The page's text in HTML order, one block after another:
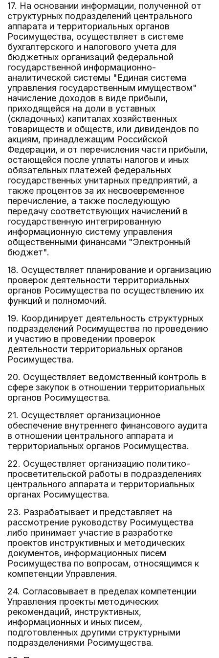
17. На основании информации, полученной от
структурных подразделений центрального
аппарата и территориальных органов
Росимущества, осуществляет в системе
бухгалтерского и налогового учета для
бюджетных организаций федеральной
государственной информационно-
аналитической системы "Единая система
управления государственным имуществом"
начисление доходов в виде прибыли,
приходящейся на доли в уставных
(складочных) капиталах хозяйственных
товариществ и обществ, или дивидендов по
акциям, принадлежащим Российской
Федерации, и от перечисления части прибыли,
остающейся после уплаты налогов и иных
обязательных платежей федеральных
государственных унитарных предприятий, а
также процентов за их несвоевременное
перечисление, а также последующую
передачу соответствующих начислений в
государственную интегрированную
информационную систему управления
общественными финансами "Электронный
бюджет".
18. Осуществляет планирование и организацию
проверок деятельности территориальных
органов Росимущества по осуществлению их
функций и полномочий.
19. Координирует деятельность структурных
подразделений Росимущества по проведению
и участию в проведении проверок
деятельности территориальных органов
Росимущества.
20. Осуществляет ведомственный контроль в
сфере закупок в отношении территориальных
органов Росимущества.
21. Осуществляет организационное
обеспечение внутреннего финансового аудита
в отношении центрального аппарата и
территориальных органов Росимущества.
22. Осуществляет организацию политико-
просветительской работы в подразделениях
центрального аппарата и территориальных
органах Росимущества.
23. Разрабатывает и представляет на
рассмотрение руководству Росимущества
либо принимает участие в разработке
проектов инструктивных и методических
документов, информационных писем
Росимущества по вопросам, относящимся к
компетенции Управления.
24. Согласовывает в пределах компетенции
Управления проекты методических
рекомендаций, инструктивных,
информационных и иных писем,
подготовленных другими структурными
подразделениями Росимущества.